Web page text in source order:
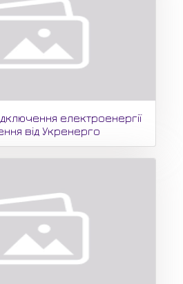
електроенергії
від Укренерго